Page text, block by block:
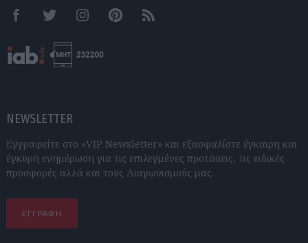
FacebookTwitter InstagramPinterestRSS feeds
NEWSLETTER
Εγγραφείτε στο «VIP Newsletter» και εξασφαλίστε έγκαιρη και
έγκυρη ενημέρωση για τις επιλεγμένες προτάσεις, τις ειδικές
προσφορές αλλά και τους Διαγωνισμούς μας.
ΕΓΓΡΑΦΗ